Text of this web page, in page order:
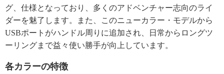
グ、仕様となっており、多くのアドベンチャー志向のライ
ダーを魅了します。また、このニューカラー・モデルから
USBポートがハンドル周りに追加され、日常からロングツ
ーリングまで益々使い勝手が向上しています。
各カラーの特徴